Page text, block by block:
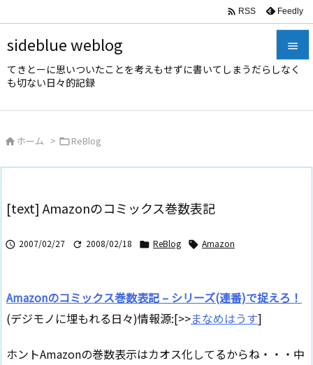
sideblue weblog
てきとーに思いついたことを考えもせずに書いてしまうだらしなく
も切ない日々的記録



 RSS Feedly
 ホーム > ReBlog
[text] Amazonのコミックス巻数表記
 2007/02/27  2008/02/18  ReBlog  Amazon
Amazonのコミックス巻数表記 – シリーズ(連番)で捉えろ！
(デジモノに埋もれる日々)情報源:[>>まなめはうす]
ホントAmazonの巻数表示はカオス化してるからね・・・中